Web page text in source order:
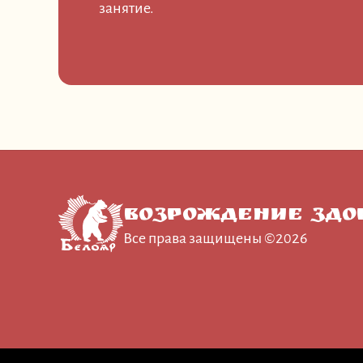
занятие.
Возрождение
Все права защищены ©2026